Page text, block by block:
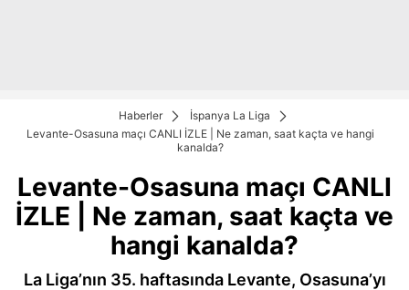
Haberler
İspanya La Liga
Levante-Osasuna maçı CANLI İZLE | Ne zaman, saat kaçta ve hangi
kanalda?
Levante-Osasuna maçı CANLI
İZLE | Ne zaman, saat kaçta ve
hangi kanalda?
La Liga’nın 35. haftasında Levante, Osasuna’yı